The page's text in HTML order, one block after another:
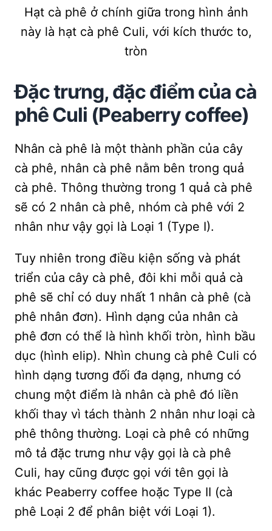
Hạt cà phê ở chính giữa trong hình ảnh
này là hạt cà phê Culi, với kích thước to,
tròn
Đặc trưng, đặc điểm của cà
phê Culi (Peaberry coffee)
Nhân cà phê là một thành phần của cây
cà phê, nhân cà phê nằm bên trong quả
cà phê. Thông thường trong 1 quả cà phê
sẽ có 2 nhân cà phê, nhóm cà phê với 2
nhân như vậy gọi là Loại 1 (Type I).
Tuy nhiên trong điều kiện sống và phát
triển của cây cà phê, đôi khi mỗi quả cà
phê sẽ chỉ có duy nhất 1 nhân cà phê (cà
phê nhân đơn). Hình dạng của nhân cà
phê đơn có thể là hình khối tròn, hình bầu
dục (hình elip). Nhìn chung cà phê Culi có
hình dạng tương đối đa dạng, nhưng có
chung một điểm là nhân cà phê đó liền
khối thay vì tách thành 2 nhân như loại cà
phê thông thường. Loại cà phê có những
mô tả đặc trưng như vậy gọi là cà phê
Culi, hay cũng được gọi với tên gọi là
khác Peaberry coffee hoặc Type II (cà
phê Loại 2 để phân biệt với Loại 1).